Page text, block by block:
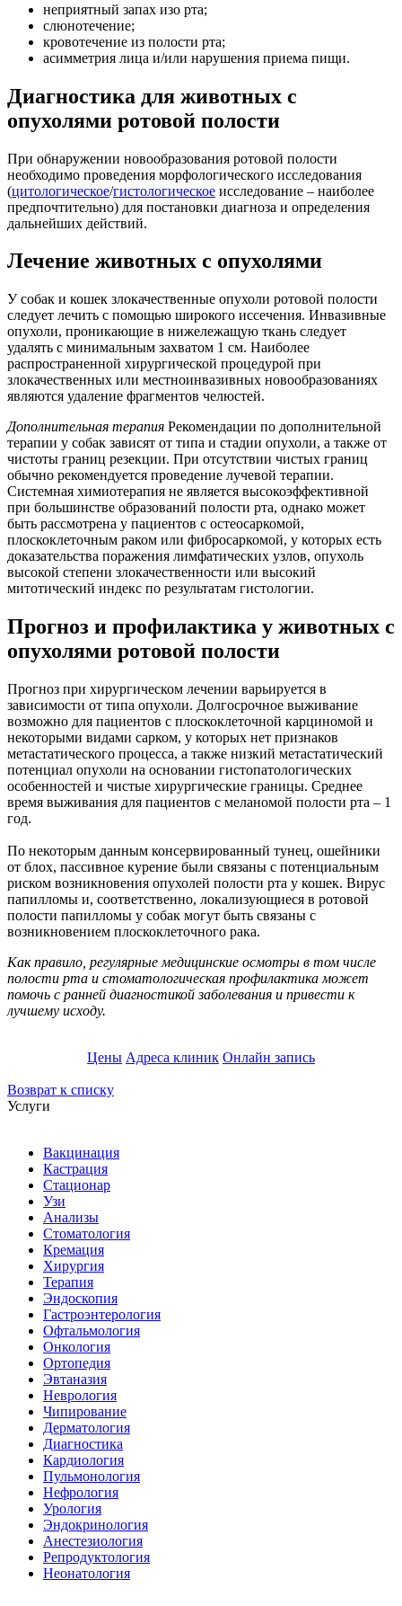
неприятный запах изо рта;
слюнотечение;
кровотечение из полости рта;
асимметрия лица и/или нарушения приема пищи.
Диагностика для животных с
опухолями ротовой полости
При обнаружении новообразования ротовой полости
необходимо проведения морфологического исследования
(цитологическое/гистологическое исследование – наиболее
предпочтительно) для постановки диагноза и определения
дальнейших действий.
Лечение животных с опухолями
У собак и кошек злокачественные опухоли ротовой полости
следует лечить с помощью широкого иссечения. Инвазивные
опухоли, проникающие в нижележащую ткань следует
удалять с минимальным захватом 1 см. Наиболее
распространенной хирургической процедурой при
злокачественных или местноинвазивных новообразованиях
являются удаление фрагментов челюстей.
Дополнительная терапия Рекомендации по дополнительной
терапии у собак зависят от типа и стадии опухоли, а также от
чистоты границ резекции. При отсутствии чистых границ
обычно рекомендуется проведение лучевой терапии.
Системная химиотерапия не является высокоэффективной
при большинстве образований полости рта, однако может
быть рассмотрена у пациентов с остеосаркомой,
плоскоклеточным раком или фибросаркомой, у которых есть
доказательства поражения лимфатических узлов, опухоль
высокой степени злокачественности или высокий
митотический индекс по результатам гистологии.
Прогноз и профилактика у животных с
опухолями ротовой полости
Прогноз при хирургическом лечении варьируется в
зависимости от типа опухоли. Долгосрочное выживание
возможно для пациентов с плоскоклеточной карциномой и
некоторыми видами сарком, у которых нет признаков
метастатического процесса, а также низкий метастатический
потенциал опухоли на основании гистопатологических
особенностей и чистые хирургические границы. Среднее
время выживания для пациентов с меланомой полости рта – 1
год.
По некоторым данным консервированный тунец, ошейники
от блох, пассивное курение были связаны с потенциальным
риском возникновения опухолей полости рта у кошек. Вирус
папилломы и, соответственно, локализующиеся в ротовой
полости папилломы у собак могут быть связаны с
возникновением плоскоклеточного рака.
Как правило, регулярные медицинские осмотры в том числе
полости рта и стоматологическая профилактика может
помочь с ранней диагностикой заболевания и привести к
лучшему исходу.
Цены Адреса клиник Онлайн запись
Возврат к списку
Услуги
Вакцинация
Кастрация
Стационар
Узи
Анализы
Стоматология
Кремация
Хирургия
Терапия
Эндоскопия
Гастроэнтерология
Офтальмология
Онкология
Ортопедия
Эвтаназия
Неврология
Чипирование
Дерматология
Диагностика
Кардиология
Пульмонология
Нефрология
Урология
Эндокринология
Анестезиология
Репродуктология
Неонатология